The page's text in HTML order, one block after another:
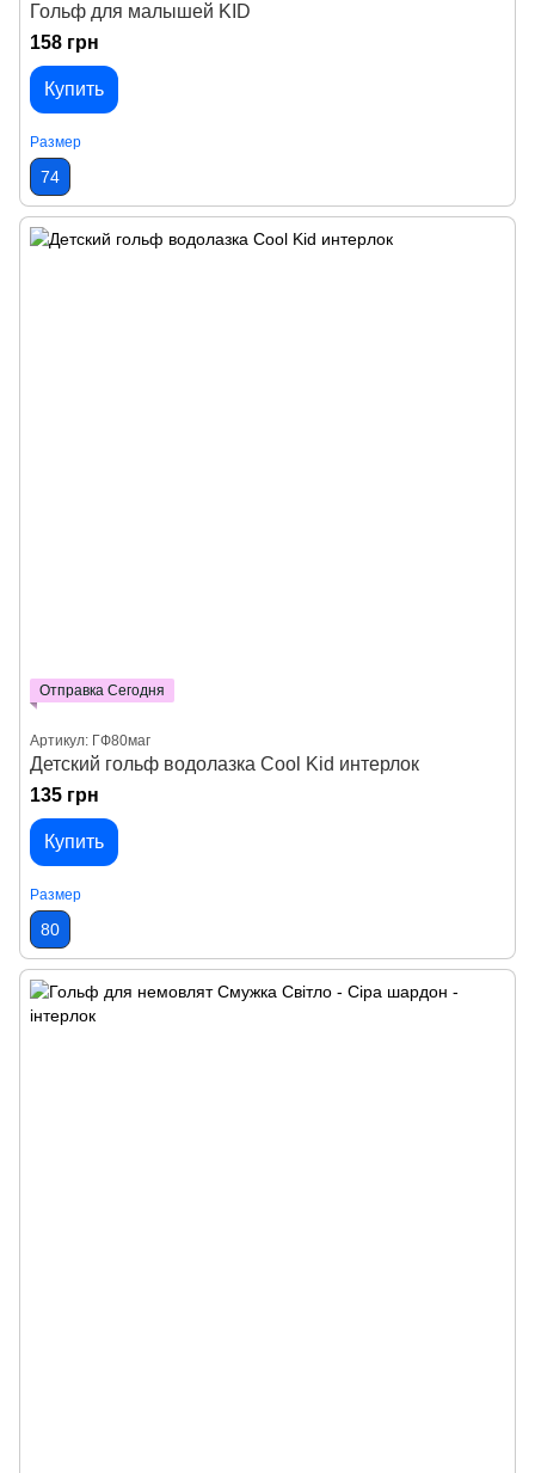
Гольф для малышей KID
158 грн
Купить
Размер
74
Отправка Сегодня
Артикул: ГФ80маг
Детский гольф водолазка Cool Kid интерлок
135 грн
Купить
Размер
80